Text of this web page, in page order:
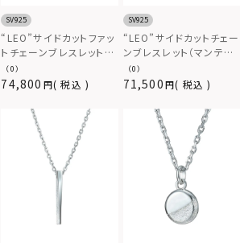
SV925
“LEO”サイドカットファッ
トチェーンブレスレット
（マンテル/いぶし仕上
げ）/シルバー925
（0）
74,800 税込
SV925
“LEO”サイドカットチェー
ンブレスレット（マンテル/
いぶし仕上げ）/シルバー
925
（0）
71,500 税込